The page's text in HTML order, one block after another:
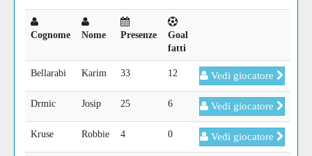
Cognome Nome Presenze
Goal
fatti
Bellarabi Karim 33 12 Vedi giocatore
Drmic Josip 25 6 Vedi giocatore
Kruse Robbie 4 0 Vedi giocatore